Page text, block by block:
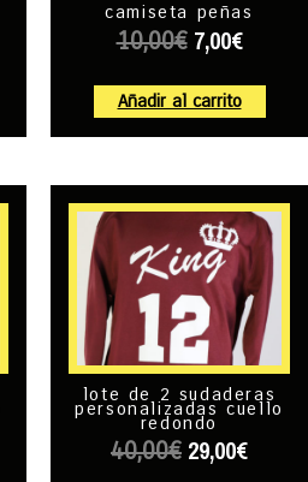
camiseta peñas
10,00€ 7,00€
Añadir al carrito
lote de 2 sudaderas
personalizadas cuello
redondo
40,00€ 29,00€